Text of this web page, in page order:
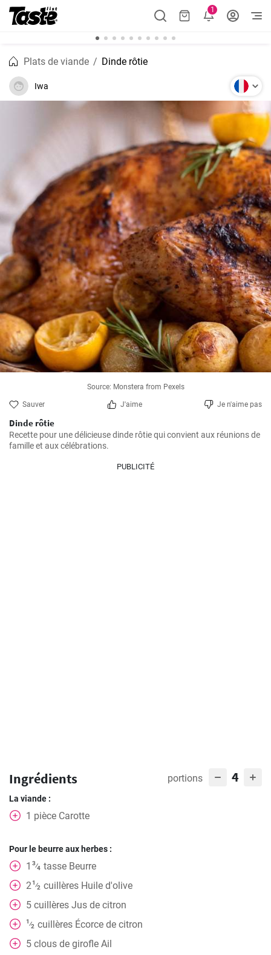
1
Plats de viande Dinde rôtie
Iwa
Source: Monstera from Pexels
Sauver J'aime Je n'aime pas
Dinde rôtie
Recette pour une délicieuse dinde rôtie qui convient aux réunions de
famille et aux célébrations.
PUBLICITÉ
Ingrédients portions 4
La viande :
1 pièce Carotte
Pour le beurre aux herbes :
1 3⁄4 tasse Beurre
21⁄2 cuillères Huile d'olive
5 cuillères Jus de citron
1⁄2 cuillères Écorce de citron
5 clous de girofle Ail